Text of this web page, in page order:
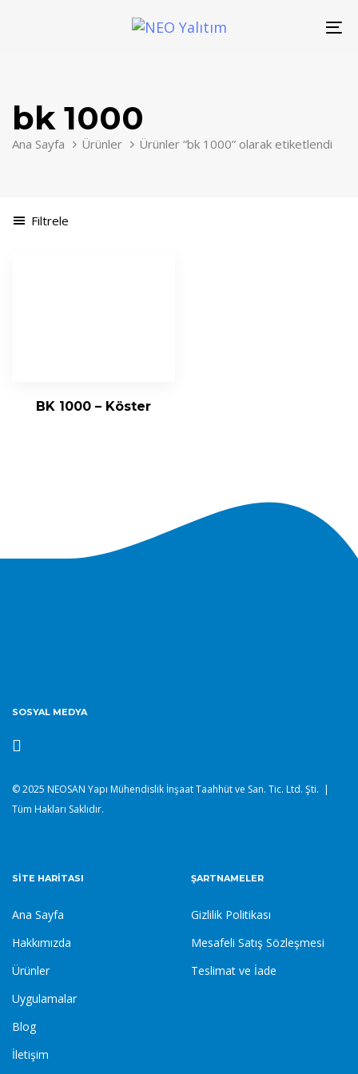
content
bk 1000
Ana Sayfa Ürünler Ürünler “bk 1000” olarak etiketlendi
Filtrele
BK 1000 – Köster
SOSYAL MEDYA
© 2025 NEOSAN Yapı Mühendislik İnşaat Taahhüt ve San. Tic. Ltd. Şti. |
Tüm Hakları Saklıdır.
SITE HARITASI
Ana Sayfa
Hakkımızda
Ürünler
Uygulamalar
Blog
İletişim
ŞARTNAMELER
Gizlilik Politikası
Mesafeli Satış Sözleşmesi
Teslimat ve İade